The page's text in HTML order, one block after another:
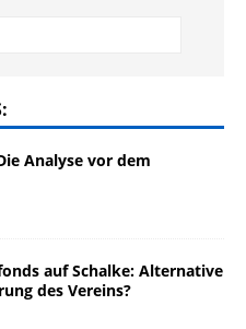
Analyse vor dem
auf Schalke: Alternative
des Vereins?